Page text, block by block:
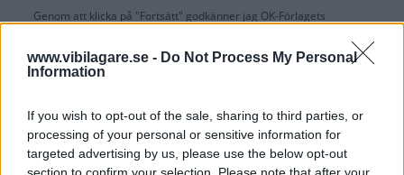
www.vibilagare.se - Do Not Process My Personal
Information
If you wish to opt-out of the sale, sharing to third parties, or
processing of your personal or sensitive information for
targeted advertising by us, please use the below opt-out
Genom att klicka på "Fortsätt" godkänner jag OK-Förlagets
OK-Förlagets integritetspolicy
Är du redan prenumerant på vår papperstidning?
Aktivera din digitala prenumeration utan kostnad här.